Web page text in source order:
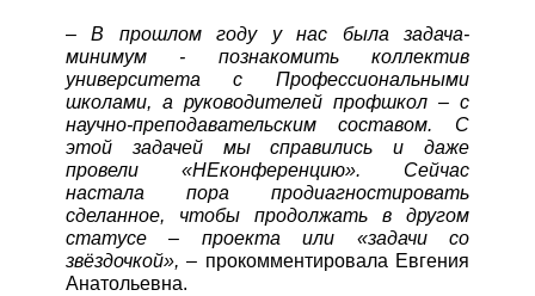
–В прошлом году у нас была задача-
минимум - познакомить коллектив
университета с Профессиональными
школами, а руководителей профшкол – с
научно-преподавательским составом. С
этой задачей мы справились и даже
провели «НЕконференцию». Сейчас
настала пора продиагностировать
сделанное, чтобы продолжать в другом
статусе – проекта или «задачи со
звёздочкой», – прокомментировала Евгения
Анатольевна.